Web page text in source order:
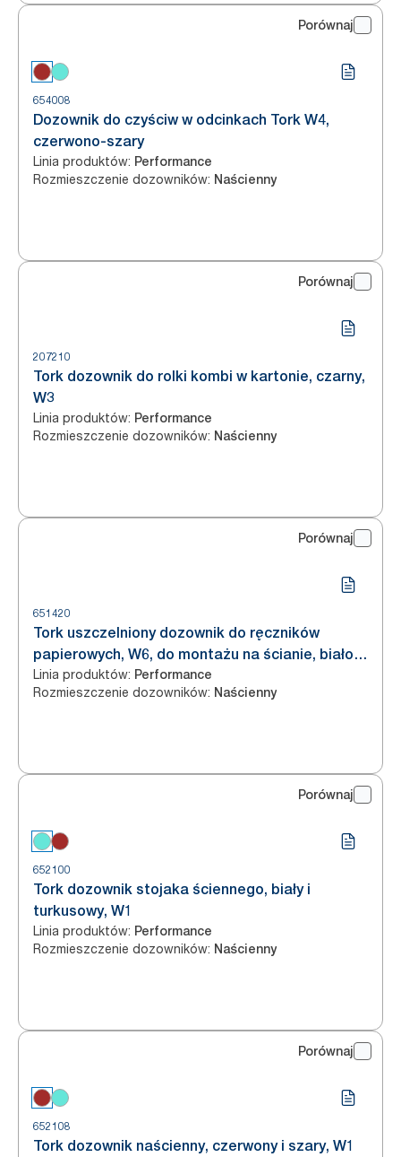
Porównaj
654008
Dozownik do czyściw w odcinkach Tork W4,
czerwono-szary
Linia produktów: Performance
Rozmieszczenie dozowników: Naścienny
Porównaj
207210
Tork dozownik do rolki kombi w kartonie, czarny,
W3
Linia produktów: Performance
Rozmieszczenie dozowników: Naścienny
Porównaj
651420
Tork uszczelniony dozownik do ręczników
papierowych, W6, do montażu na ścianie, biało-
turkusowy
Linia produktów: Performance
Rozmieszczenie dozowników: Naścienny
Porównaj
652100
Tork dozownik stojaka ściennego, biały i
turkusowy, W1
Linia produktów: Performance
Rozmieszczenie dozowników: Naścienny
Porównaj
652108
Tork dozownik naścienny, czerwony i szary, W1